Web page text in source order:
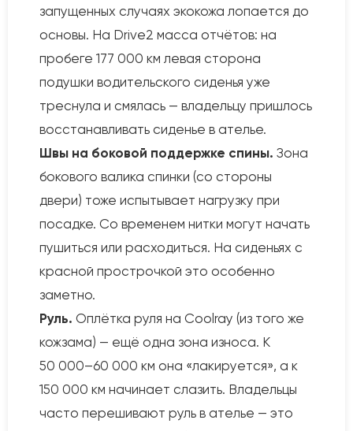
запущенных случаях экокожа лопается до
основы. На Drive2 масса отчётов: на
пробеге 177 000 км левая сторона
подушки водительского сиденья уже
треснула и смялась — владельцу пришлось
восстанавливать сиденье в ателье.
Швы на боковой поддержке спины. Зона
бокового валика спинки (со стороны
двери) тоже испытывает нагрузку при
посадке. Со временем нитки могут начать
пушиться или расходиться. На сиденьях с
красной прострочкой это особенно
заметно.
Руль. Оплётка руля на Coolray (из того же
кожзама) — ещё одна зона износа. К
50 000–60 000 км она «лакируется», а к
150 000 км начинает слазить. Владельцы
часто перешивают руль в ателье — это